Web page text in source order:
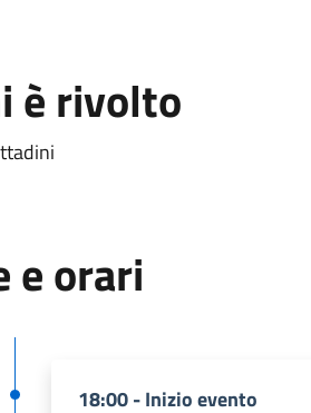
è rivolto
e orari
18:00 - Inizio evento